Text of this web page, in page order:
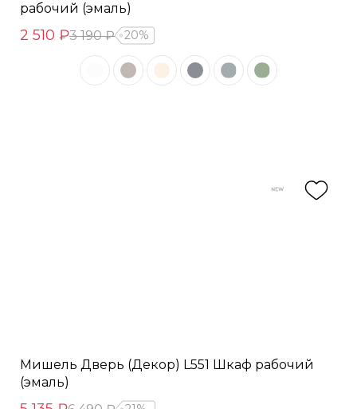
рабочий (эмаль)
2 510 ₽3 190 ₽ 20%
Мишель Дверь (Декор) L551 Шкаф рабочий
(эмаль)